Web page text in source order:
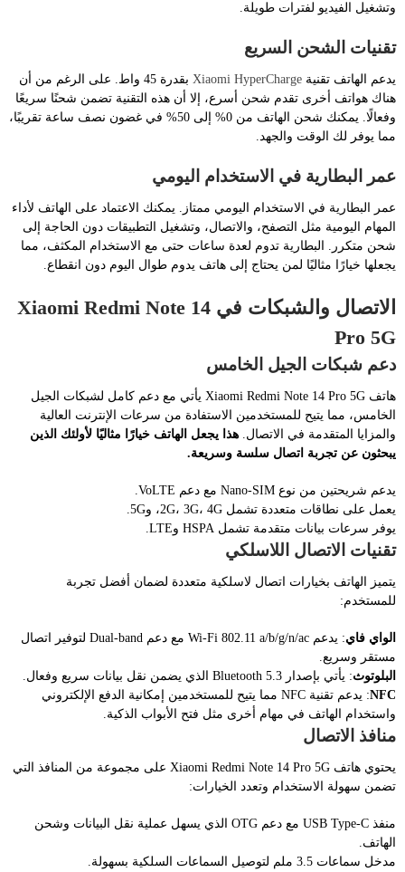
وتشغيل الفيديو لفترات طويلة.
تقنيات الشحن السريع
يدعم الهاتف تقنية Xiaomi HyperCharge
بقدرة 45 واط. على الرغم من أن
هناك هواتف أخرى تقدم شحن أسرع، إلا أن هذه التقنية تضمن شحنًا سريعًا
وفعالًا. يمكنك شحن الهاتف من 0% إلى 50% في غضون نصف ساعة تقريبًا،
مما يوفر لك الوقت والجهد.
عمر البطارية في الاستخدام اليومي
عمر البطارية في الاستخدام اليومي ممتاز. يمكنك الاعتماد على الهاتف لأداء
المهام اليومية مثل التصفح، والاتصال، وتشغيل التطبيقات دون الحاجة إلى
شحن متكرر. البطارية تدوم لعدة ساعات حتى مع الاستخدام المكثف، مما
يجعلها خيارًا مثاليًا لمن يحتاج إلى هاتف يدوم طوال اليوم دون انقطاع.
الاتصال والشبكات في Xiaomi Redmi Note 14
Pro 5G
دعم شبكات الجيل الخامس
هاتف Xiaomi Redmi Note 14 Pro 5G يأتي مع دعم كامل لشبكات الجيل
الخامس، مما يتيح للمستخدمين الاستفادة من سرعات الإنترنت العالية
والمزايا المتقدمة في الاتصال. هذا يجعل الهاتف خيارًا مثاليًا لأولئك الذين
يبحثون عن تجربة اتصال سلسة وسريعة.
يدعم شريحتين من نوع Nano-SIM مع دعم VoLTE.
يعمل على نطاقات متعددة تشمل 2G، 3G، 4G، و5G.
يوفر سرعات بيانات متقدمة تشمل HSPA وLTE.
تقنيات الاتصال اللاسلكي
يتميز الهاتف بخيارات اتصال لاسلكية متعددة لضمان أفضل تجربة
للمستخدم:
الواي فاي
: يدعم Wi-Fi 802.11 a/b/g/n/ac مع دعم Dual-band لتوفير اتصال
مستقر وسريع.
البلوتوث: يأتي بإصدار Bluetooth 5.3 الذي يضمن نقل بيانات سريع وفعال.
NFC
: يدعم تقنية NFC مما يتيح للمستخدمين إمكانية الدفع الإلكتروني
واستخدام الهاتف في مهام أخرى مثل فتح الأبواب الذكية.
منافذ الاتصال
يحتوي هاتف Xiaomi Redmi Note 14 Pro 5G على مجموعة من المنافذ التي
تضمن سهولة الاستخدام وتعدد الخيارات:
منفذ USB Type-C مع دعم OTG الذي يسهل عملية نقل البيانات وشحن
الهاتف.
مدخل سماعات 3.5 ملم لتوصيل السماعات السلكية بسهولة.